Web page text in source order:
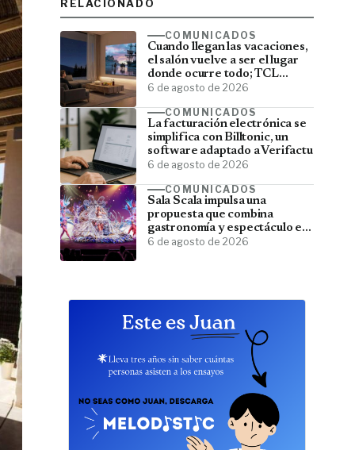
RELACIONADO
COMUNICADOS
Cuando llegan las vacaciones,
el salón vuelve a ser el lugar
donde ocurre todo; TCL
convierte el televisor en el
6 de agosto de 2026
COMUNICADOS
La facturación electrónica se
simplifica con Billtonic, un
software adaptado a Verifactu
6 de agosto de 2026
COMUNICADOS
Sala Scala impulsa una
propuesta que combina
gastronomía y espectáculo en
Gran Canaria
6 de agosto de 2026